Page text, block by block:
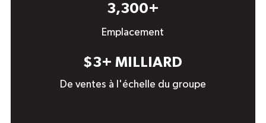
3,300+
Emplacement
$3+MILLIARD
De ventes à l'échelle du groupe